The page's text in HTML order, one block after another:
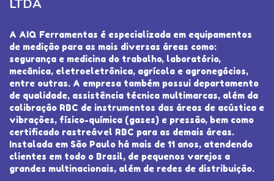
LTDA
A AIQ Ferramentas é especializada em equipamentos
de medição para as mais diversas áreas como:
segurança e medicina do trabalho, laboratório,
mecânica, eletroeletrônica, agrícola e agronegócios,
entre outras. A empresa também possui departamento
de qualidade, assistência técnica multimarcas, além da
calibração RBC de instrumentos das áreas de acústica e
vibrações, físico-química (gases) e pressão, bem como
certificado rastreável RBC para as demais áreas.
Instalada em São Paulo há mais de 11 anos, atendendo
clientes em todo o Brasil, de pequenos varejos a
grandes multinacionais, além de redes de distribuição.